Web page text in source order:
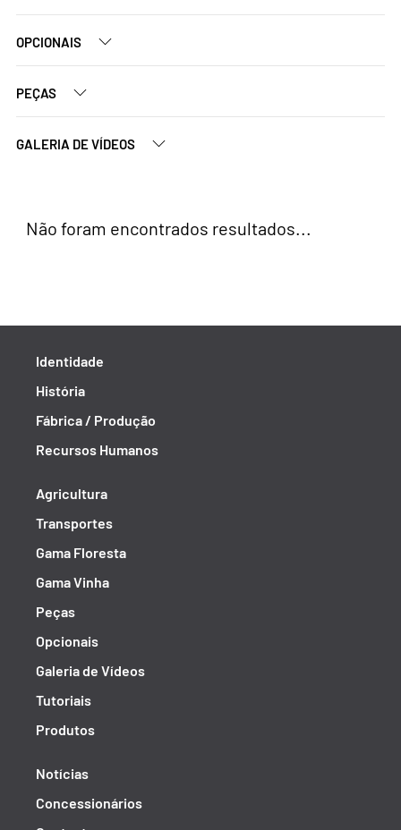
OPCIONAIS
PEÇAS
GALERIA DE VÍDEOS
Não foram encontrados resultados...
Identidade
História
Fábrica / Produção
Recursos Humanos
Agricultura
Transportes
Gama Floresta
Gama Vinha
Peças
Opcionais
Galeria de Vídeos
Tutoriais
Produtos
Notícias
Concessionários